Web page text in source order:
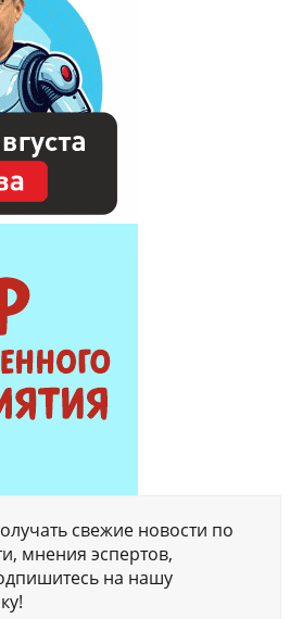
свежие новости по
мнения эспертов,
на нашу